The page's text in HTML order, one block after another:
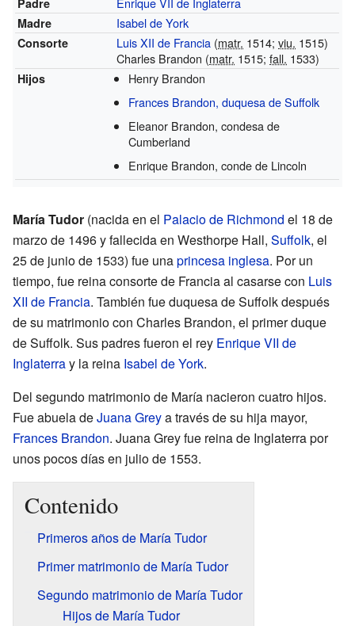
Padre
Madre Isabel de York
Consorte Luis XII de Francia (matr. 1514;viu. 1515)
Charles Brandon (matr. 1515;fall. 1533)
Hijos
Henry Brandon
Frances Brandon, duquesa de Suffolk
Eleanor Brandon, condesa de
Cumberland
Enrique Brandon, conde de Lincoln
María Tudor (nacida en el Palacio de Richmond el 18 de
marzo de 1496 y fallecida en Westhorpe Hall, Suffolk, el
25 de junio de 1533) fue unaprincesa inglesa. Por un
tiempo, fue reina consorte de Francia al casarse con Luis
XII de Francia. También fue duquesa de Suffolk después
de su matrimonio con Charles Brandon, el primer duque
de Suffolk. Sus padres fueron el rey Enrique VII de
Inglaterray la reina Isabel de York.
Del segundo matrimonio de María nacieron cuatro hijos.
Fue abuela deJuana Greya través de su hija mayor,
Frances Brandon. Juana Grey fue reina de Inglaterra por
unos pocos días en julio de 1553.
Contenido
Primeros años de María Tudor
Primer matrimonio de María Tudor
Segundo matrimonio de María Tudor
Hijos de María Tudor